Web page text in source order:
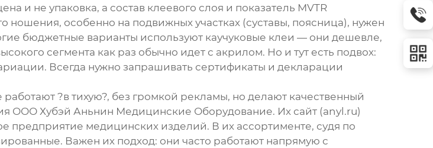
и не упаковка, а состав клеевого слоя и показатель MVTR
особенно на подвижных участках (суставы, поясница), нужен
бюджетные варианты используют каучуковые клеи — они дешевле,
сегмента как раз обычно идет с акрилом. Но и тут есть подвох:
Всегда нужно запрашивать сертификаты и декларации
?в тихую?, без громкой рекламы, но делают качественный
ООО Хубэй Аньнин Медицинские Оборудование. Их сайт (anyl.ru)
предприятие медицинских изделий. В их ассортименте, судя по
Важен их подход: они часто работают напрямую с